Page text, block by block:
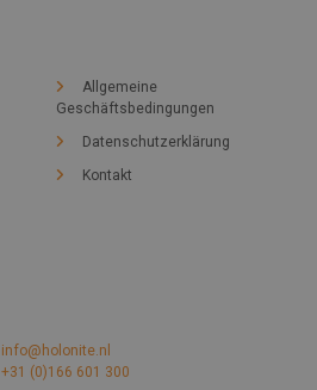
Allgemeine
Geschäftsbedingungen
Datenschutzerklärung
Kontakt
info@holonite.nl
+31 (0)166 601 300